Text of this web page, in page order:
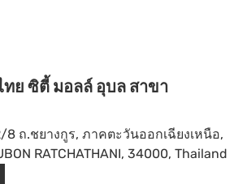
ทย ซิตี้ มอลล์ อุบล สาขา
8 ถ.ชยางกูร, ภาคตะวันออกเฉียงเหนือ,
RATCHATHANI, 34000, Thailand